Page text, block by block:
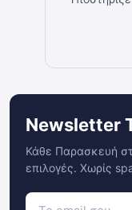
Newsletter
Κάθε Παρασκευή
επιλογές. Χωρίς